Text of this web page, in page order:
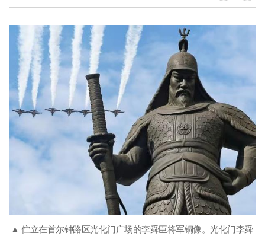
▲ 伫立在首尔钟路区光化门广场的李舜臣将军铜像。光化门李舜